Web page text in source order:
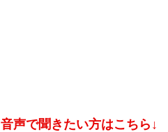
音声で聞きたい方はこちら↓